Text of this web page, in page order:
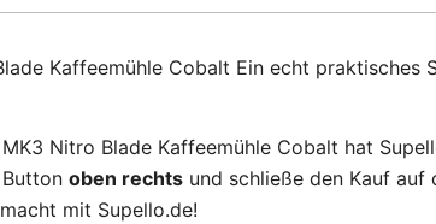
Kaffeemühle Cobalt Ein echt praktisches
Nitro Blade Kaffeemühle Cobalt hat
Button oben rechts und schließe den Kauf auf
mit Supello.de!